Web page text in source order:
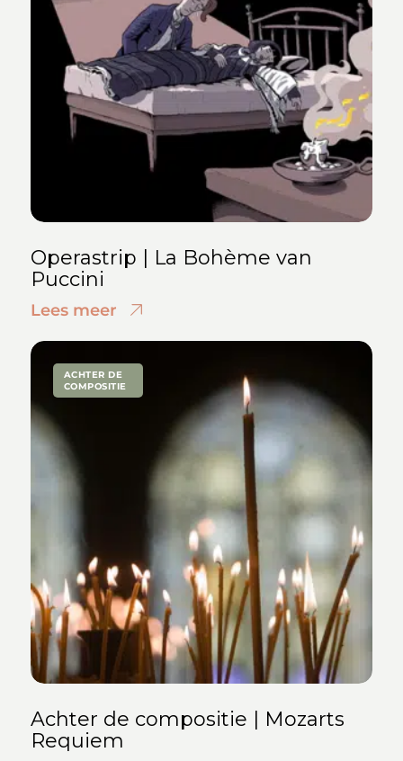
Operastrip | La Bohème van
Puccini
Lees meer
ACHTER DE
COMPOSITIE
Achter de compositie | Mozarts
Requiem